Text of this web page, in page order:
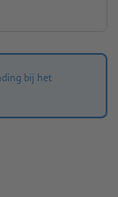
bij het